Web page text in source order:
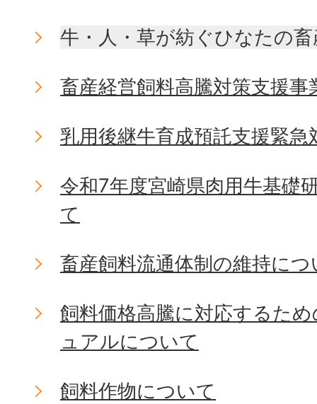
牛・人・草が紡ぐひなたの
畜産経営飼料高騰対策支援事
乳用後継牛育成預託支援緊急
令和7年度宮崎県肉用牛基礎
て
畜産飼料流通体制の維持につ
飼料価格高騰に対応するた
ュアルについて
飼料作物について